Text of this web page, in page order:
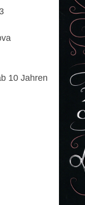
10 Jahren